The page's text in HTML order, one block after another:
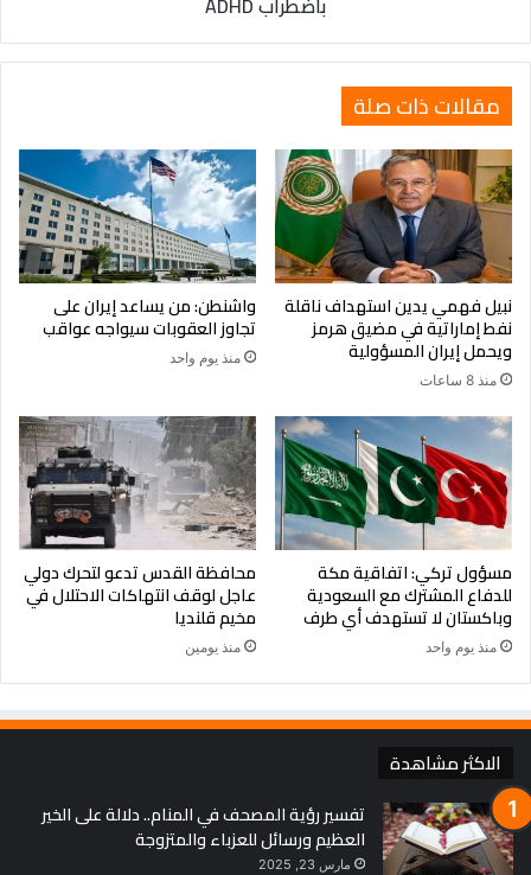
مقالات ذات صلة
نبيل فهمي يدين استهداف ناقلة
نفط إماراتية في مضيق هرمز
ويحمل إيران المسؤولية
منذ 8 ساعات
واشنطن: من يساعد إيران على
تجاوز العقوبات سيواجه عواقب
منذ يوم واحد
مسؤول تركي: اتفاقية مكة
للدفاع المشترك مع السعودية
وباكستان لا تستهدف أي طرف
منذ يوم واحد
محافظة القدس تدعو لتحرك دولي
عاجل لوقف انتهاكات الاحتلال في
مخيم قلنديا
منذ يومين
الاكثر مشاهدة
تفسير رؤية المصحف في المنام.. دلالة على الخير
العظيم ورسائل للعزباء والمتزوجة
مارس 23, 2025